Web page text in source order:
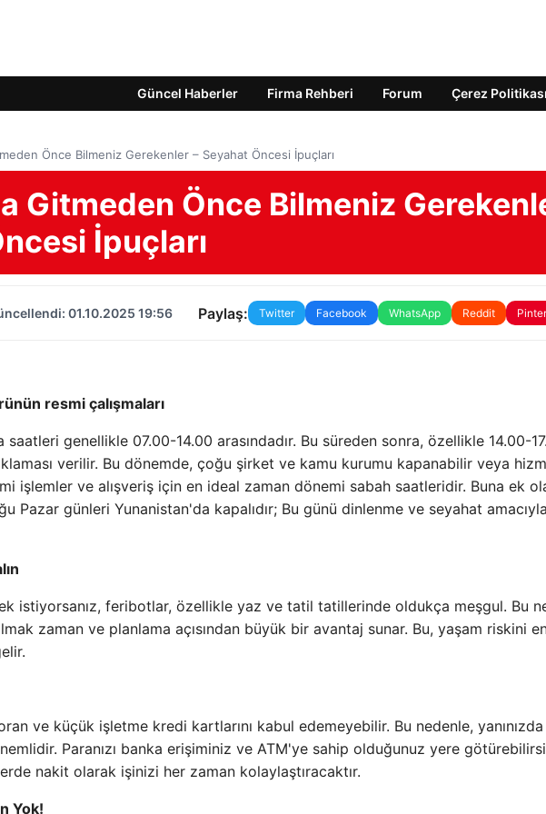
Güncel Haberler Firma Rehberi Forum Çerez Politikası
Önce Bilmeniz Gerekenler – Seyahat Öncesi İpuçları
Gitmeden Önce Bilmeniz
İpuçları
01.10.2025 19:56 Paylaş: Twitter Facebook WhatsApp Reddit
resmi çalışmaları
saatleri genellikle 07.00-14.00 arasındadır. Bu süreden sonra, özellikle 14.00-
verilir. Bu dönemde, çoğu şirket ve kamu kurumu kapanabilir veya
işlemler ve alışveriş için en ideal zaman dönemi sabah saatleridir. Buna ek
Pazar günleri Yunanistan'da kapalıdır; Bu günü dinlenme ve seyahat amacıyla
istiyorsanız, feribotlar, özellikle yaz ve tatil tatillerinde oldukça meşgul. Bu
zaman ve planlama açısından büyük bir avantaj sunar. Bu, yaşam riskini
ve küçük işletme kredi kartlarını kabul edemeyebilir. Bu nedenle,
Paranızı banka erişiminiz ve ATM'ye sahip olduğunuz yere
nakit olarak işinizi her zaman kolaylaştıracaktır.
Yok!